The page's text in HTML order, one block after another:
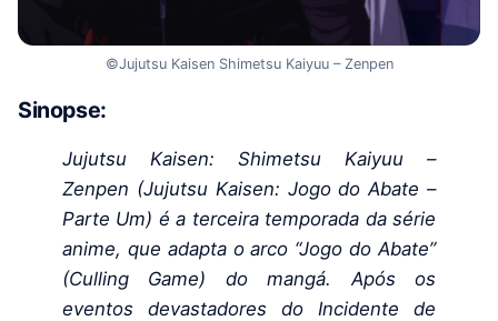
©Jujutsu Kaisen Shimetsu Kaiyuu – Zenpen
Sinopse:
Jujutsu Kaisen: Shimetsu Kaiyuu –
Zenpen (Jujutsu Kaisen: Jogo do Abate –
Parte Um) é a terceira temporada da série
anime, que adapta o arco “Jogo do Abate”
(Culling Game) do mangá. Após os
eventos devastadores do Incidente de